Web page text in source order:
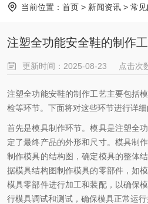
当前位置： 首页 > 新闻资讯 > 常
注塑全功能安全鞋的制作
更新时间：2025-08-23 点击次
注塑全功能安鞋的制作工艺主要包括
检等环节。下面将对这些环节进行详细
首先是模具制作环节。模具是注塑全
定了最终产品的外形和尺寸。模具制
制作模具的结构图，确定模具的整体
据模具结构图制作模具的零部件，如
模具零部件进行加工和装配，以确保
行模具调试和测试，确保模具正常运行